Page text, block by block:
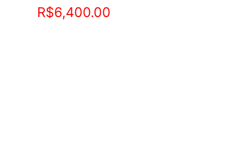
R$6,400.00